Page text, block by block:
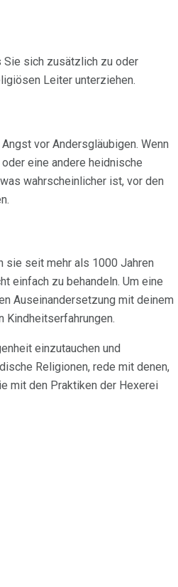
Sie sich zusätzlich zu oder
Leiter unterziehen.
vor Andersgläubigen. Wenn
eine andere heidnische
wahrscheinlicher ist, vor den
sie seit mehr als 1000 Jahren
einfach zu behandeln. Um eine
Auseinandersetzung mit deinem
Kindheitserfahrungen.
einzutauchen und
Religionen, rede mit denen,
mit den Praktiken der Hexerei